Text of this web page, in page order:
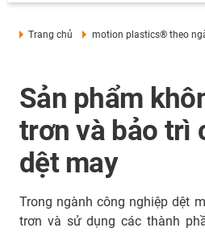
Trang chủ motion plastics® theo
Sản phẩm
trơn và bảo trì
dệt may
Trong ngành công nghiệp dệt
trơn và sử dụng các thành